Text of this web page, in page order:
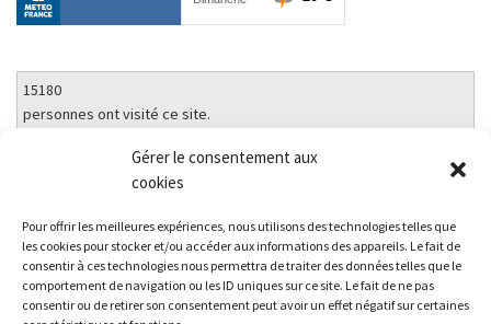
Gérer le consentement aux
cookies
Pour offrir les meilleures expériences, nous utilisons des technologies telles que
les cookies pour stocker et/ou accéder aux informations des appareils. Le fait de
consentir à ces technologies nous permettra de traiter des données telles que le
comportement de navigation ou les ID uniques sur ce site. Le fait de ne pas
consentir ou de retirer son consentement peut avoir un effet négatif sur certaines
15180
personnes ont visité ce site.
pages consultées.
À propos de ce site
Ce site est hébergé sur une plateforme mutualisée et gérée par le